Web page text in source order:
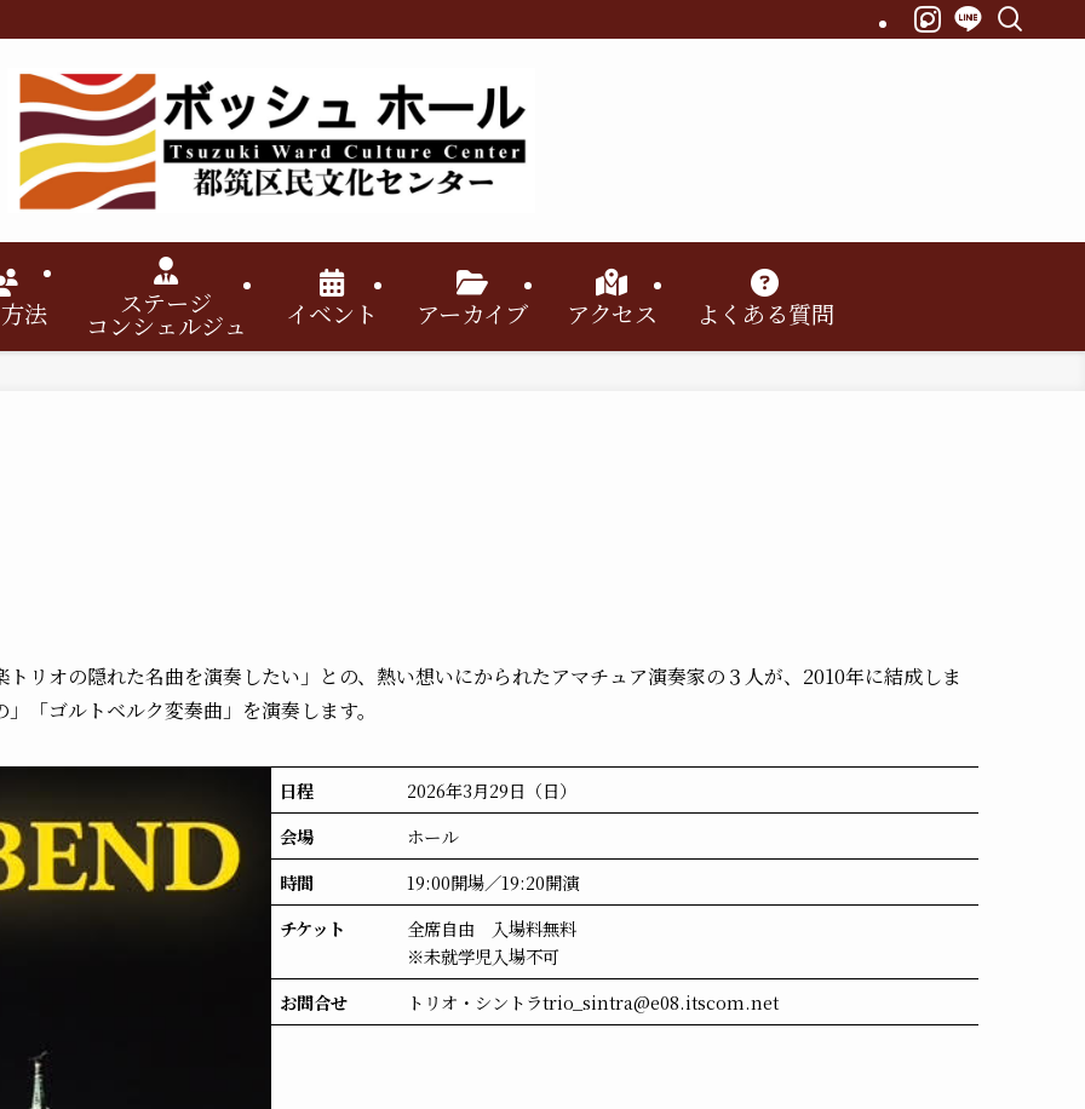
法 ステージ
コンシェルジュ イベント アーカイブ アクセス よくある質問
リオの隠れた名曲を演奏したい」との、熱い想いにかられたアマチュア演奏家の３人が、2010年に結成しま
「ゴルトベルク変奏曲」を演奏します。
日程
2026年3月29日（日）
会場
ホール
時間
19:00開場／19:20開演
チケット
全席自由 入場料無料
※未就学児入場不可
お問合せ
トリオ・シントラtrio_sintra@e08.itscom.net